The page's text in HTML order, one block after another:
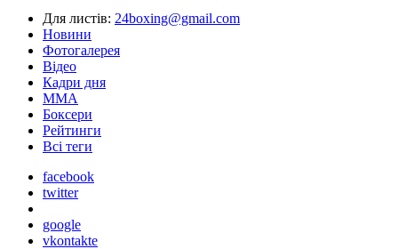
Для листів: 24boxing@gmail.com
Новини
Фотогалерея
Відео
Кадри дня
ММА
Боксери
Рейтинги
Всі теги
facebook
twitter
google
vkontakte